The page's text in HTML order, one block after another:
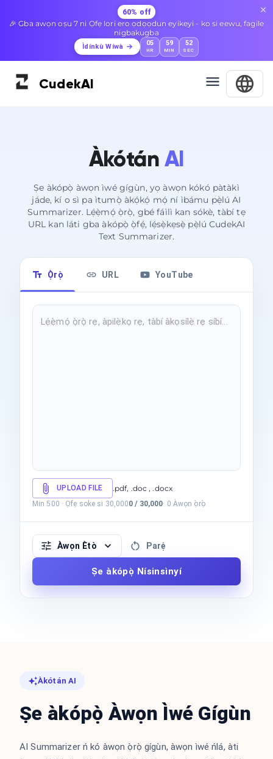
60% off
🎉 Gba awọn oṣu 7 ni Ọfẹ lori ero ọdọọdun eyikeyi - ko si eewu, fagile
nigbakugba
Ìdínkù Wíwà 05
HR
59
MIN
51
SEC
CudekAI
Àkótán AI
Ṣe àkópọ̀ àwọn ìwé gígùn, yọ àwọn kókó pàtàkì
jáde, kí o sì pa ìtumọ̀ àkọ́kọ́ mọ́ ní ìbámu pẹ̀lú AI
Summarizer. Lẹ́ẹ̀mọ́ ọ̀rọ̀, gbé fáìlì kan sókè, tàbí tẹ
URL kan láti gba àkópọ̀ ọ̀fẹ́, lẹ́sẹ̀kẹsẹ̀ pẹ̀lú CudekAI
Text Summarizer.
Ọ̀rọ̀ URL YouTube
UPLOAD FILE .pdf, .doc , .docx
Min 500 · Ọfẹ soke si 30,0000 / 30,000· 0 Àwọn ọ̀rọ̀
Àwọn Ètò Parẹ́
Ṣe àkópọ̀ Nísinsìnyí
Àkótán AI
Ṣe àkópọ̀ Àwọn Ìwé Gígùn
AI Summarizer ń kó àwọn ọ̀rọ̀ gígùn, àwọn ìwé ńlá, àti